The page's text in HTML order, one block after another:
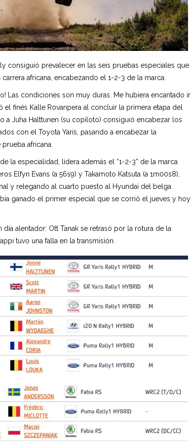
consiguió prevalecer en las seis pruebas especiales que
africana, encabezando el 1-2-3 de la marca.
Las condiciones son muy duras. Me hubiera encantado ir
el finés Kalle Rovanpera al concluir la primera etapa del
a Juha Halttunen (su copiloto) consiguió encabezar los
con el Toyota Yaris, pasando a encabezar la
africana.
la especialidad, lidera además el “1-2-3” de la marca
Elfyn Evans (a 56s9) y Takamoto Katsuta (a 1m00s8),
y relegando al cuarto puesto al Hyundai del belga
ganado el primer especial que se corrió el jueves y hoy
día alentador: Ott Tanak se retrasó por la rotura de la
tuvo una falla en la transmisión.